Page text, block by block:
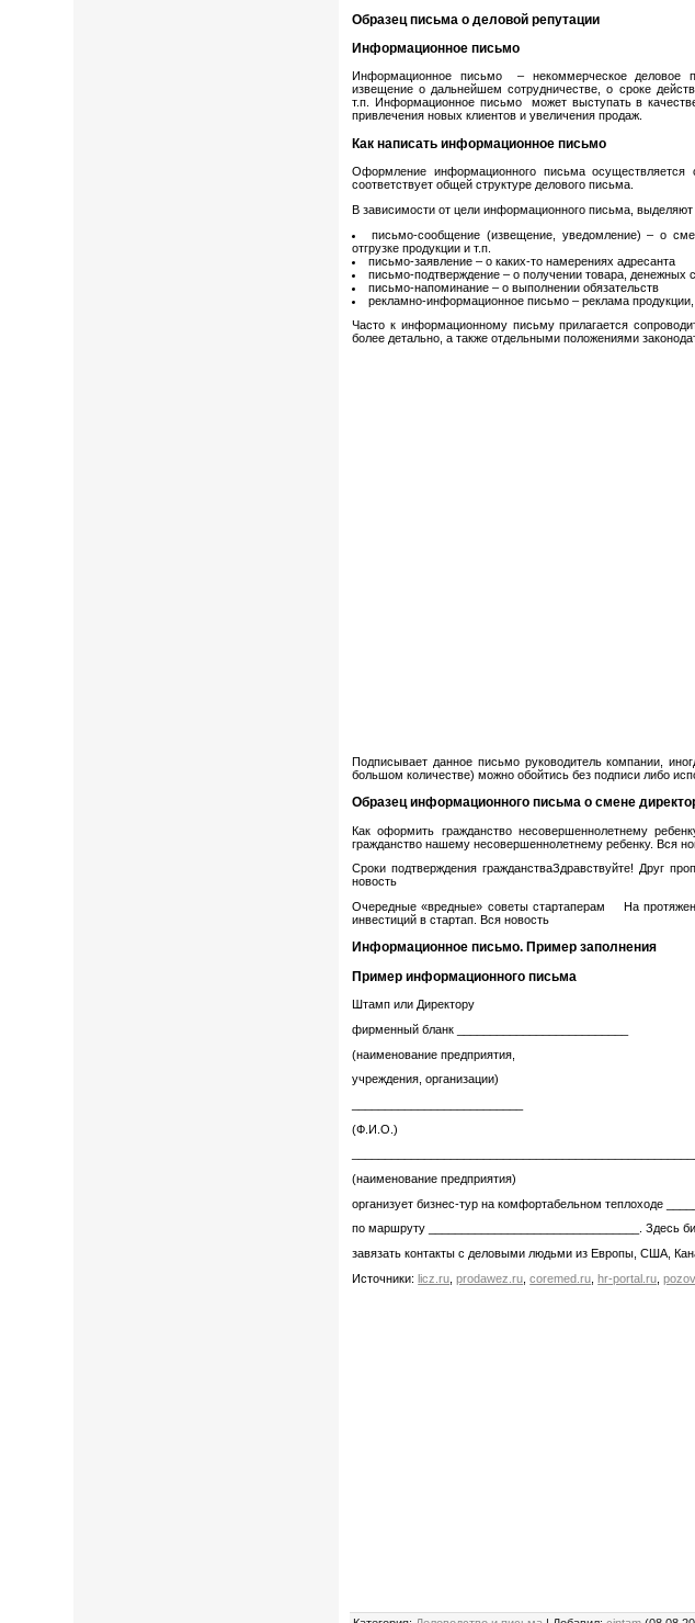
Образец письма о деловой репутации
Информационное письмо
Информационное письмо – некоммерческое деловое
извещение о дальнейшем сотрудничестве, о сроке
т.п. Информационное письмо может выступать в
привлечения новых клиентов и увеличения продаж.
Как написать информационное письмо
Оформление информационного письма осуществляется
соответствует общей структуре делового письма.
В зависимости от цели информационного письма,
письмо-сообщение (извещение, уведомление) – о
отгрузке продукции и т.п.
письмо-заявление – о каких-то намерениях адресанта
письмо-подтверждение – о получении товара, денежных
письмо-напоминание – о выполнении обязательств
рекламно-информационное письмо – реклама
Часто к информационному письму прилагается
более детально, а также отдельными положениями
Подписывает данное письмо руководитель компании,
большом количестве) можно обойтись без подписи либо
Образец информационного письма о смене
Как оформить гражданство несовершеннолетнему
гражданство нашему несовершеннолетнему ребенку. Вся
Сроки подтверждения гражданстваЗдравствуйте! Друг
новость
Очередные «вредные» советы стартаперам На
инвестиций в стартап. Вся новость
Информационное письмо. Пример заполнения
Пример информационного письма
Штамп или Директору
фирменный бланк __________________________
(наименование предприятия,
учреждения, организации)
(Ф.И.О.)
(наименование предприятия)
организует бизнес-тур на комфортабельном теплоходе
по маршруту ________________________________. Здесь
завязать контакты с деловыми людьми из Европы, США,
Источники:licz.ru ,prodawez.ru ,coremed.ru ,hr-portal.ru ,